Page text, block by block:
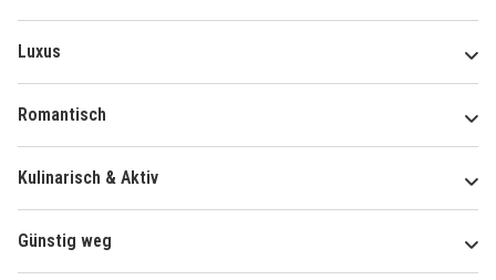
Luxus
Romantisch
Kulinarisch & Aktiv
Günstig weg